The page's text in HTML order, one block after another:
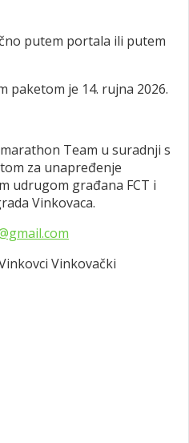
putem portala ili putem
paketom je 14. rujna 2026.
Team u suradnji s
za unapređenje
udrugom građana FCT i
Vinkovaca.
Vinkovački